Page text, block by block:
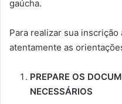
gaúcha.
Para realizar sua
atentamente as
PREPARE OS
NECESSÁRIOS